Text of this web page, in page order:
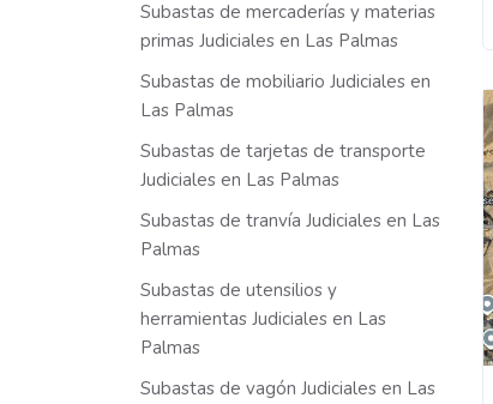
Subastas de mercaderías y materias
primas Judiciales en Las Palmas
Subastas de mobiliario Judiciales en
Las Palmas
Subastas de tarjetas de transporte
Judiciales en Las Palmas
Subastas de tranvía Judiciales en Las
Palmas
Subastas de utensilios y
herramientas Judiciales en Las
Palmas
Subastas de vagón Judiciales en Las